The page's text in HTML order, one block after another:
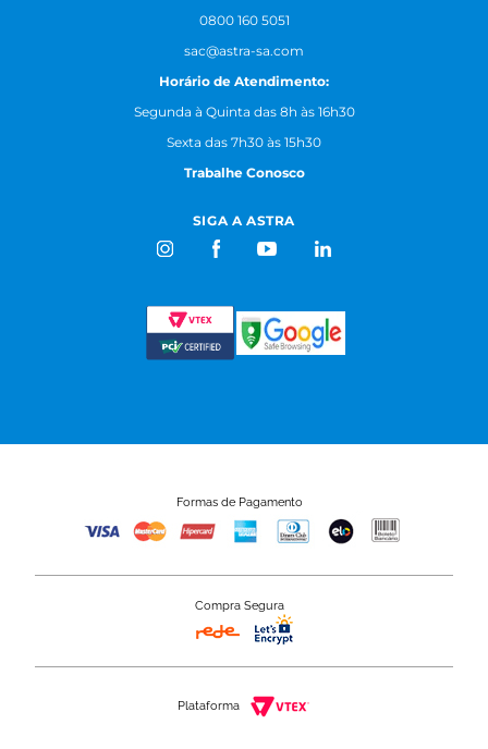
0800 160 5051
sac@astra-sa.com
Horário de Atendimento:
Segunda à Quinta das 8h às 16h30
Sexta das 7h30 às 15h30
Trabalhe Conosco
SIGA A ASTRA
Formas de Pagamento
Compra Segura
Plataforma